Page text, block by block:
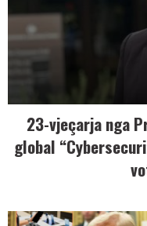
23-vjeçarja nga
global